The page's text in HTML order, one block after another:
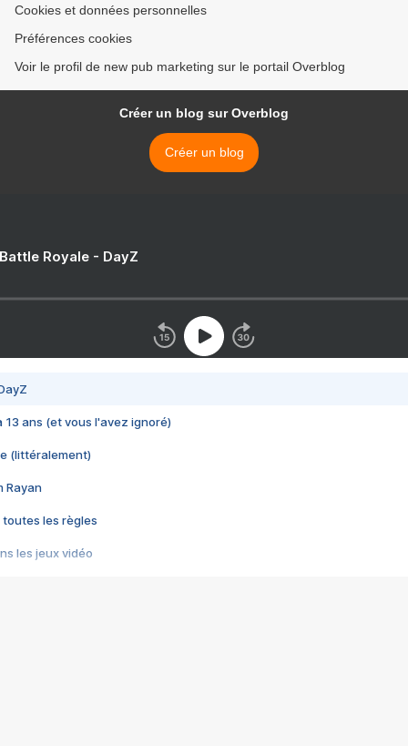
Cookies et données personnelles
Préférences cookies
Voir le profil de new pub marketing sur le portail Overblog
Créer un blog sur Overblog
Créer un blog
Royale - DayZ
13 ans (et vous l'avez ignoré)
(littéralement)
Rayan
toutes les règles
les jeux vidéo